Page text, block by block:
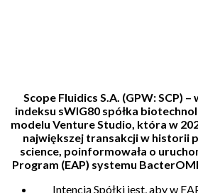
Scope Fluidics S.A. (GPW: SCP) –
indeksu sWIG80 spółka
modelu Venture Studio, która w
największej transakcji w historii
science, poinformowała o
Program (EAP) systemu
Intencją Spółki jest, aby w